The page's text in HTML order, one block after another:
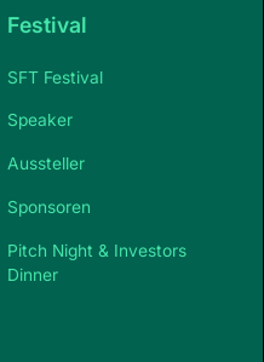
Festival
SFT Festival
Speaker
Aussteller
Sponsoren
Pitch Night & Investors
Dinner